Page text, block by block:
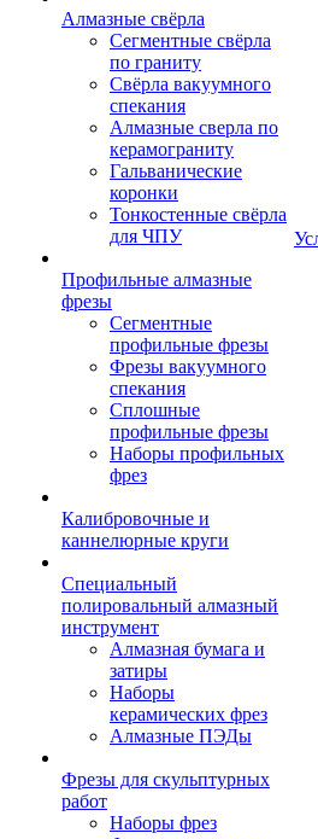
Алмазные свёрла
Сегментные свёрла
по граниту
Свёрла вакуумного
спекания
Алмазные сверла по
керамограниту
Гальванические
коронки
Тонкостенные свёрла
для ЧПУ
Профильные алмазные
фрезы
Сегментные
профильные фрезы
Фрезы вакуумного
спекания
Сплошные
профильные фрезы
Наборы профильных
фрез
Калибровочные и
каннелюрные круги
Специальный
полировальный алмазный
инструмент
Алмазная бумага и
затиры
Наборы
керамических фрез
Алмазные ПЭДы
Фрезы для скульптурных
работ
Наборы фрез